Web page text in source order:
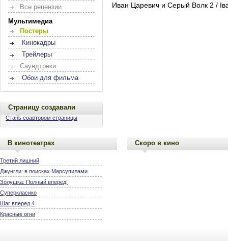
Все рецензии
Мультимедиа
Постеры
Кинокадры
Трейлеры
Саундтреки
Обои для фильма
Страницу создавали
Стань соавтором страницы
Иван Царевич и Серый Волк 2 /
В кинотеатрах
Третий лишний
Джунгли: в поисках Марсупилами
Золушка: Полный вперед!
Суперкласико
Шаг вперед 4
Красные огни
Скоро в кино